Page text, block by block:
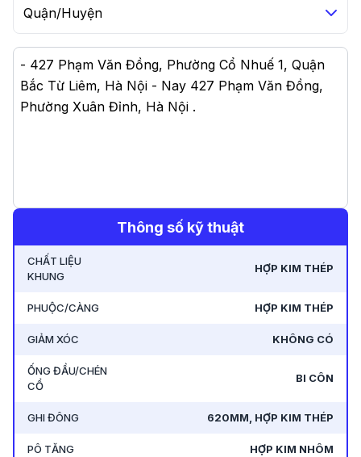
Quận/Huyện
- 427 Phạm Văn Đồng, Phường Cổ Nhuế 1, Quận
Bắc Từ Liêm, Hà Nội - Nay 427 Phạm Văn Đồng,
Phường Xuân Đỉnh, Hà Nội .
Thông số kỹ thuật
CHẤT LIỆU
KHUNG
HỢP KIM THÉP
PHUỘC/CÀNG HỢP KIM THÉP
GIẢM XÓC KHÔNG CÓ
ỐNG ĐẦU/CHÉN
CỔ
BI CÔN
GHI ĐÔNG 620MM, HỢP KIM THÉP
PÔ TĂNG HỢP KIM NHÔM